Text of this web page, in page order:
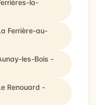
la-
Ferrière-au-
les-Bois -
Renouard -